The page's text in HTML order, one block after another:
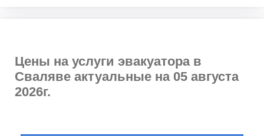
Цены на услуги эвакуатора в
Сваляве актуальные на 05 августа
2026г.